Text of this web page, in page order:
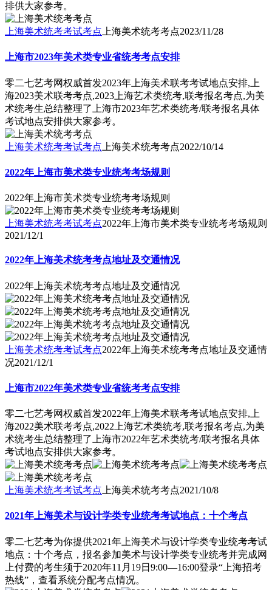
排供大家参考。
上海美术统考考试考点 上海美术统考考点2023/11/28
上海市2023年美术类专业省统考考点安排
零二七艺考网权威首发2023年上海美术联考考试地点安排,上
海2023美术联考考点,2023上海艺术类统考,联考报名考点,为美
术统考生总结整理了上海市2023年艺术类统考/联考报名具体
考试地点安排供大家参考。
上海美术统考考试考点 上海美术统考考点2022/10/14
2022年上海市美术类专业统考考场规则
2022年上海市美术类专业统考考场规则
上海美术统考考试考点2022年上海市美术类专业统考考场规则
2021/12/1
2022年上海美术统考考点地址及交通情况
2022年上海美术统考考点地址及交通情况
上海美术统考考试考点2022年上海美术统考考点地址及交通情
况2021/12/1
上海市2022年美术类专业省统考考点安排
零二七艺考网权威首发2022年上海美术联考考试地点安排,上
海2022美术联考考点,2022上海艺术类统考,联考报名考点,为美
术统考生总结整理了上海市2022年艺术类统考/联考报名具体
考试地点安排供大家参考。
上海美术统考考试考点 上海美术统考考点2021/10/8
2021年上海美术与设计学类专业统考考试地点：十个考点
零二七艺考为你提供2021年上海美术与设计学类专业统考考试
地点：十个考点，报名参加美术与设计学类专业统考并完成网
上付费的考生须于2020年11月19日9:00—16:00登录“上海招考
热线”，查看系统分配考点情况。